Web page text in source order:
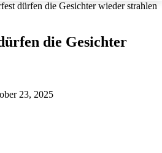
dürfen die Gesichter wieder strahlen
die Gesichter
23, 2025